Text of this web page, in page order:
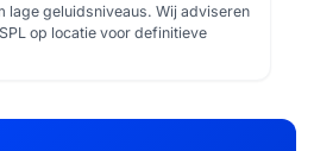
lage geluidsniveaus. Wij adviseren
op locatie voor definitieve